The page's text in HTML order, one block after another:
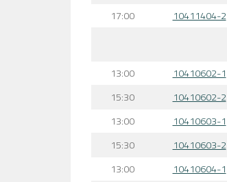
17:00
10411404-2
13:00
10410602-1
15:30
10410602-2
13:00
10410603-1
15:30
10410603-2
13:00
10410604-1